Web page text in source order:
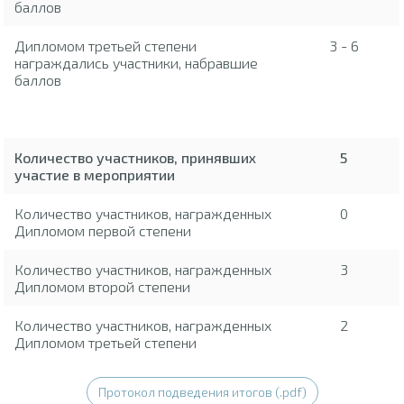
баллов
Дипломом третьей степени
награждались участники, набравшие
баллов
3 - 6
Количество участников, принявших
участие в мероприятии
5
Количество участников, награжденных
Дипломом первой степени
0
Количество участников, награжденных
Дипломом второй степени
3
Количество участников, награжденных
Дипломом третьей степени
2
Протокол подведения итогов (.pdf)